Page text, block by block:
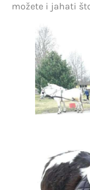
možete i jahati